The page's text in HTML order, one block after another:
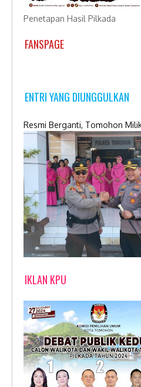
Penetapan Hasil Pilkada
FANSPAGE
ENTRI YANG DIUNGGULKAN
Resmi Berganti, Tomohon
IKLAN KPU